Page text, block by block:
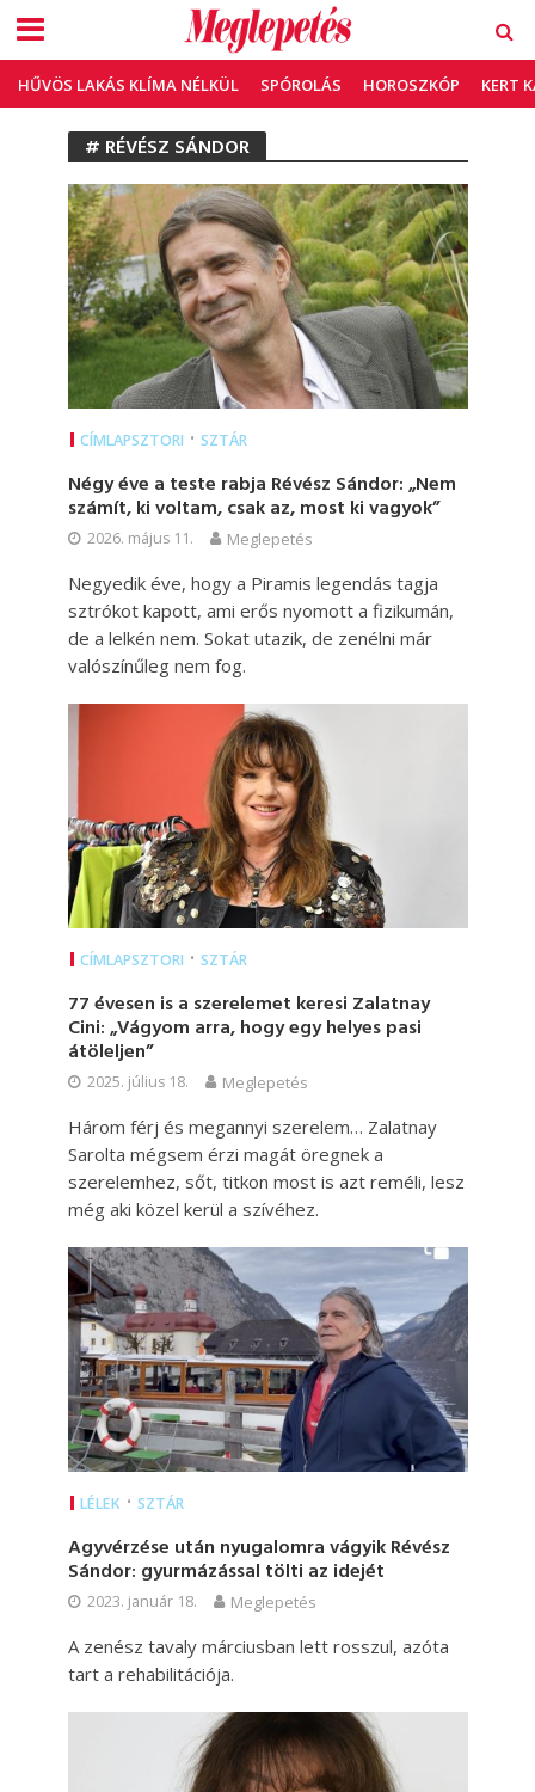
HŰVÖS LAKÁS KLÍMA NÉLKÜL SPÓROLÁS HOROSZKÓP KERT
# RÉVÉSZ SÁNDOR
CÍMLAPSZTORI • SZTÁR
Négy éve a teste rabja Révész Sándor: „Nem
számít, ki voltam, csak az, most ki vagyok”
2026. május 11. Meglepetés
Negyedik éve, hogy a Piramis legendás tagja
sztrókot kapott, ami erős nyomott a fizikumán,
de a lelkén nem. Sokat utazik, de zenélni már
valószínűleg nem fog.
CÍMLAPSZTORI • SZTÁR
77 évesen is a szerelemet keresi Zalatnay
Cini: „Vágyom arra, hogy egy helyes pasi
átöleljen”
2025. július 18. Meglepetés
Három férj és megannyi szerelem… Zalatnay
Sarolta mégsem érzi magát öregnek a
szerelemhez, sőt, titkon most is azt reméli, lesz
még aki közel kerül a szívéhez.
LÉLEK • SZTÁR
Agyvérzése után nyugalomra vágyik Révész
Sándor: gyurmázással tölti az idejét
2023. január 18. Meglepetés
A zenész tavaly márciusban lett rosszul, azóta
tart a rehabilitációja.